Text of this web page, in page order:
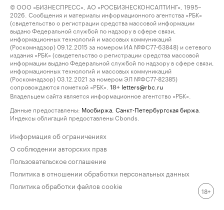
© ООО «БИЗНЕСПРЕСС», АО «РОСБИЗНЕСКОНСАЛТИНГ», 1995–
2026. Сообщения и материалы информационного агентства «РБК»
(свидетельство о регистрации средства массовой информации
выдано Федеральной службой по надзору в сфере связи,
информационных технологий и массовых коммуникаций
(Роскомнадзор) 09.12.2015 за номером ИА №ФС77-63848) и сетевого
издания «РБК» (свидетельство о регистрации средства массовой
информации выдано Федеральной службой по надзору в сфере связи,
информационных технологий и массовых коммуникаций
(Роскомнадзор) 03.12.2021 за номером ЭЛ №ФС77-82385)
сопровождаются пометкой «РБК».
18+ letters@rbc.ru
Владельцем сайта является информационное агентство «РБК».
Данные предоставлены: Мосбиржа Санкт-Петербургская биржа
Индексы облигаций предоставлены Cbonds.
Информация об ограничениях
О соблюдении авторских прав
Пользовательское соглашение
Политика в отношении обработки персональных данных
Политика обработки файлов cookie
18+